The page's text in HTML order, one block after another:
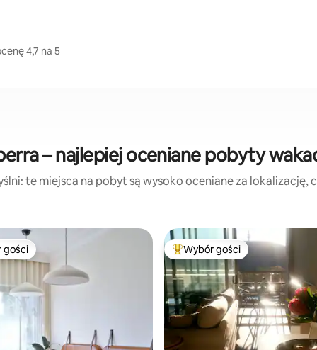
4,7 na 5
– najlepiej oceniane pobyty
te miejsca na pobyt są wysoko oceniane za lokalizację,
z kategorii Wybór gości
gości Najpopularniejsze z kategorii
Wybór gości